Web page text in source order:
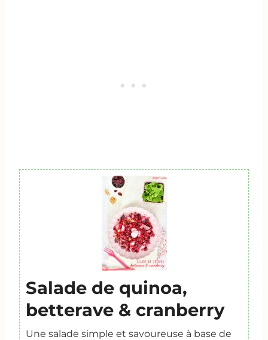
Salade de quinoa,
betterave & cranberry
Une salade simple et savoureuse à base de